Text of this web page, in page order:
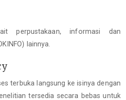
perpustakaan, informasi dan
lainnya.
terbuka langsung ke isinya dengan
tersedia secara bebas untuk